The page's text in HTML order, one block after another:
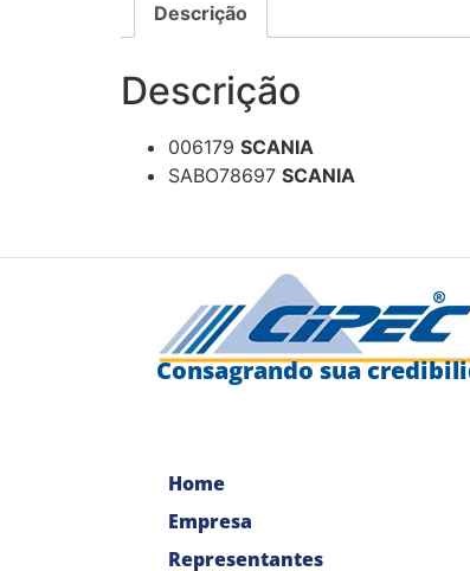
Descrição
Descrição
006179 SCANIA
SABO78697 SCANIA
Consagrando sua
Home
Empresa
Representantes